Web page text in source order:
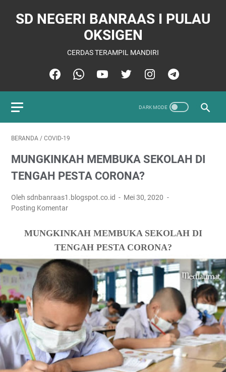
SD NEGERI BANRAAS I PULAU
OKSIGEN
CERDAS TERAMPIL MANDIRI
BERANDA / COVID-19
MUNGKINKAH MEMBUKA SEKOLAH DI
TENGAH PESTA CORONA?
Oleh sdnbanraas1.blogspot.co.id
Mei 30, 2020
Posting Komentar
MUNGKINKAH MEMBUKA SEKOLAH DI
TENGAH PESTA CORONA?